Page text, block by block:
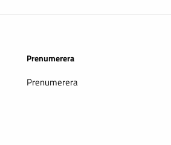
Prenumerera
Prenumerera